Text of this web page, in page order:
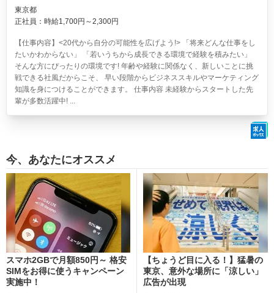
東京都
正社員：時給1,700円～2,300円
【仕事内容】<20代から自分の可能性を広げよう!> 「将来どんな仕事をし
たいかわからない」 「若いうちから成長できる環境で経験を積みたい」
そんな方にぴったりの環境です! 年齢や経験に関係なく、新しいことに挑
戦できる社風だからこそ、 早い段階からビジネススキルやマーケティング
知識を身につけることができます。 仕事内容 未経験からスタートした先
輩が多数活躍中! ...
今、あなたにオススメ
スマホ2GBで月額850円～ 格安
SIMをお得に使うキャンペーン
実施中！
【ちょうど目に入る！】猛暑の
東京、意外な場所に「涼しい」
広告が出現